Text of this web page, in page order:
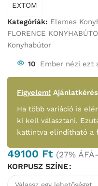
EXTOM
Kategóriák: Elemes
FLORENCE
Konyhabútor
10 Ember nézi ezt
Figyelem!
Ha több variáció is
ki kell választani.
kattintva elindítható a
49100 Ft (27%
KORPUSZ SZÍNE